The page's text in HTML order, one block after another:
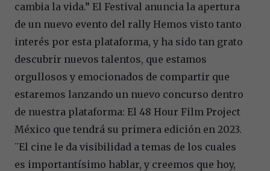
cambia la vida.” El Festival anuncia la apertura
de un nuevo evento del rally Hemos visto tanto
interés por esta plataforma, y ha sido tan grato
descubrir nuevos talentos, que estamos
orgullosos y emocionados de compartir que
estaremos lanzando un nuevo concurso dentro
de nuestra plataforma: El 48 Hour Film Project
México que tendrá su primera edición en 2023.
¨El cine le da visibilidad a temas de los cuales
es importantísimo hablar, y creemos que hoy,